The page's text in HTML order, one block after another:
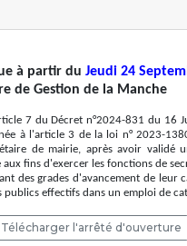
à partir du Jeudi 24
de Gestion de la Manche
7 du Décret n°2024-831 du 16
à l'article 3 de la loi n° 2023-
de mairie, après avoir validé
fins d'exercer les fonctions de
des grades d'avancement de leur
effectifs dans un emploi de
Télécharger l'arrêté d'ouverture